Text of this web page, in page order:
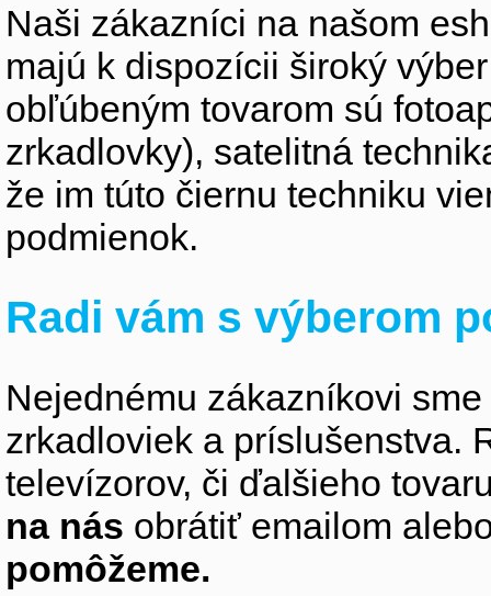
Naši zákazníci na našom
majú k dispozícii široký
obľúbeným tovarom sú
zrkadlovky), satelitná
že im túto čiernu techniku
podmienok.
Radi vám s výberom
Nejednému zákazníkovi
zrkadloviek a príslušenstva.
televízorov, či ďalšieho
na nás obrátiť emailom
pomôžeme.